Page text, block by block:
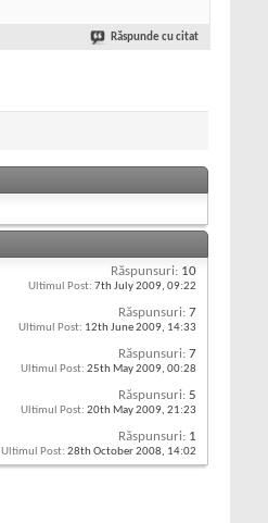
Răspunde cu citat
Răspunsuri: 10
Ultimul Post: 7th July 2009, 09:22
Răspunsuri: 7
Ultimul Post: 12th June 2009, 14:33
Răspunsuri: 7
Ultimul Post: 25th May 2009, 00:28
Răspunsuri: 5
Ultimul Post: 20th May 2009, 21:23
Răspunsuri: 1
Ultimul Post: 28th October 2008, 14:02